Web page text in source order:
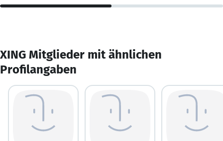
XING Mitglieder mit ähnlichen
Profilangaben